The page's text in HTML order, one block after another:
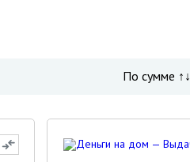
По сумме ↑↓